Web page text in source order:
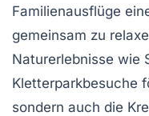
Familienausflüge
gemeinsam zu
Naturerlebnisse wie
Kletterparkbesuche
sondern auch die